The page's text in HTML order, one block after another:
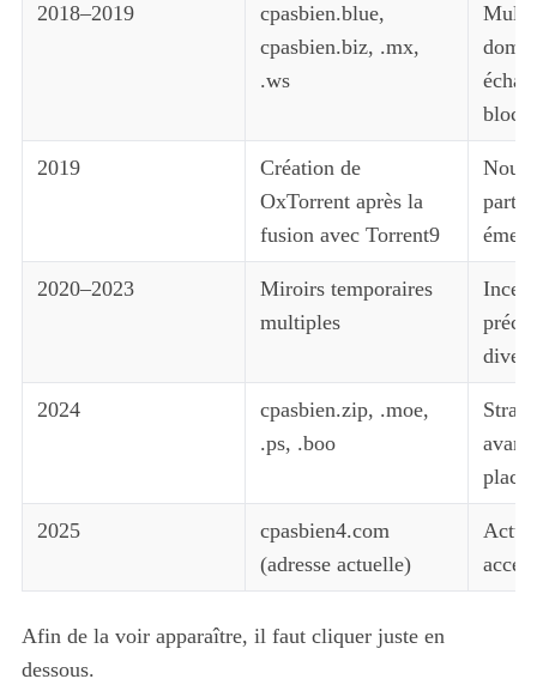
2018–2019
cpasbien.blue,
cpasbien.biz, .mx,
.ws
2019
Création de
OxTorrent après la
fusion avec Torrent9
2020–2023
Miroirs temporaires
multiples
2024
cpasbien.zip, .moe,
.ps, .boo
place.
2025
cpasbien4.com
(adresse actuelle)
Afin de la voir apparaître, il faut cliquer juste en
dessous.